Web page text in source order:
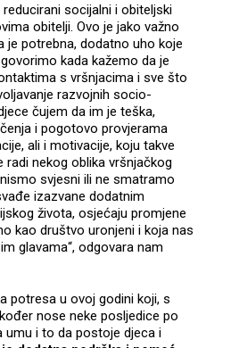
socijalni i obiteljski
obitelji. Ovo je jako važno
je potrebna, dodatno uho koje
kada kažemo da je
s vršnjacima i sve što
razvojnih socio-
čujem da im je teška,
i pogotovo provjerama
ali i motivacije, koju takve
nekog oblika vršnjačkog
svjesni ili ne smatramo
izazvane dodatnim
života, osjećaju promjene
kao društvo uronjeni i koja nas
glavama“, odgovara nam
potresa u ovoj godini koji, s
nose neke posljedice po
umu i to da postoje djeca i